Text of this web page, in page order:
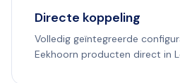
Directe koppeling
Volledig geïntegreerde
Eekhoorn producten direct in